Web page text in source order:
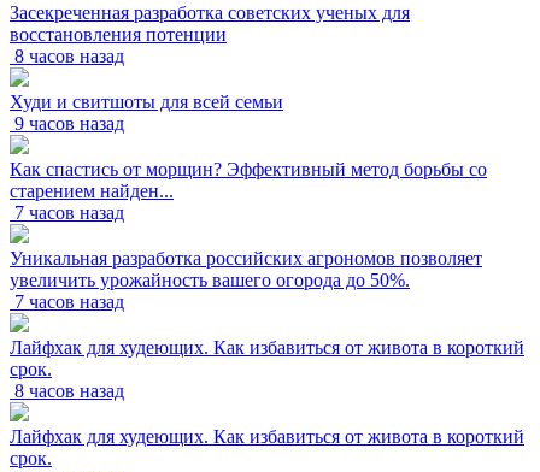
Засекреченная разработка советских ученых для
восстановления потенции
8 часов назад
Худи и свитшоты для всей семьи
9 часов назад
Как спастись от морщин? Эффективный метод борьбы со
старением найден...
7 часов назад
Уникальная разработка российских агрономов позволяет
увеличить урожайность вашего огорода до 50%.
7 часов назад
Лайфхак для худеющих. Как избавиться от живота в короткий
срок.
8 часов назад
Лайфхак для худеющих. Как избавиться от живота в короткий
срок.